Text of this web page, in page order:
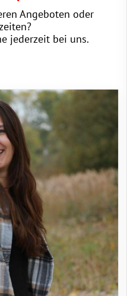
Angeboten oder
jederzeit bei uns.